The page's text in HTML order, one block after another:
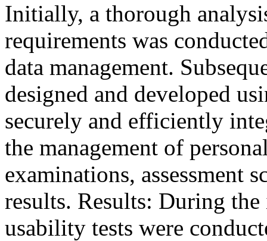
Initially, a thorough
requirements was
data management.
designed and developed
securely and efficiently
the management of
examinations, assessment
results. Results: During
usability tests were